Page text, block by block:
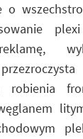
o
robienia